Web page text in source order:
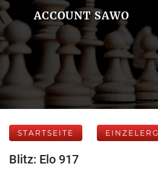
ACCOUNT SAWO
STARTSEITE
Blitz: Elo 917